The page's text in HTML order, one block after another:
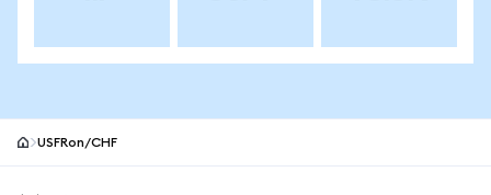
USFRon/CHF